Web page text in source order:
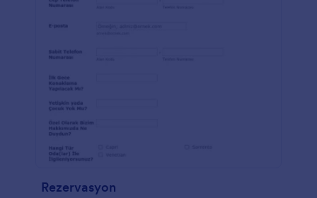
Rezervasyon